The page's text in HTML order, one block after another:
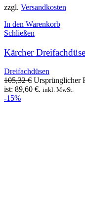
zzgl. Versandkosten
In den Warenkorb
Schließen
Kärcher
Dreifachdüsen
105,32€ Ursprünglicher
ist: 89,60 €. inkl. MwSt.
-15%